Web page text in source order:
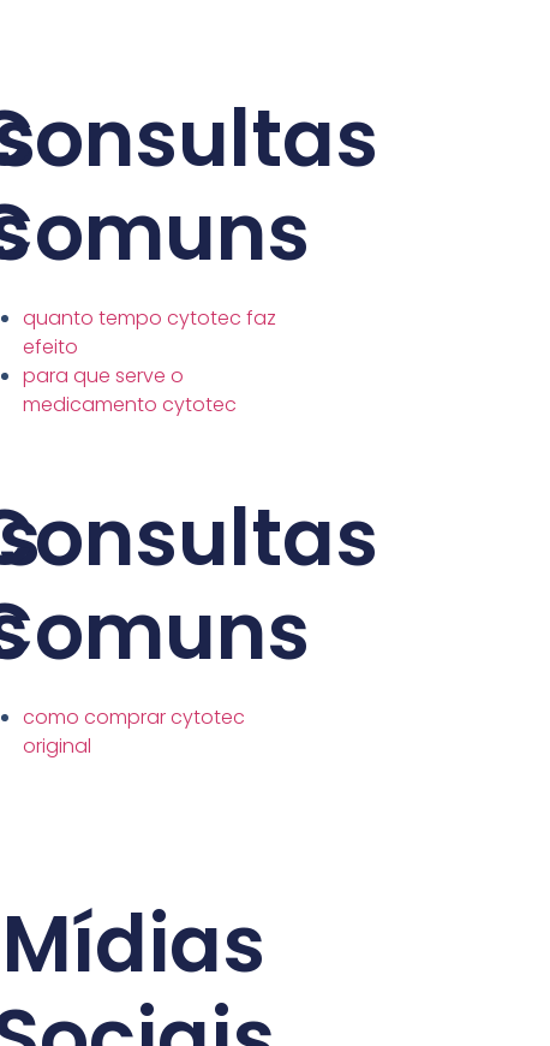
quanto tempo cytotec faz
efeito
para que serve o
medicamento cytotec
como comprar cytotec
original
Mídias